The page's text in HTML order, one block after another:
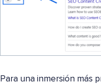
Para una inmersión más